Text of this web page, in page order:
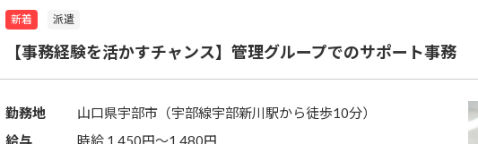
新着 派遣
【事務経験を活かすチャンス】管理グループでのサポート事務
勤務地
山口県宇部市（宇部線宇部新川駅から徒歩10分）
給与
時給 1,450円〜1,480円